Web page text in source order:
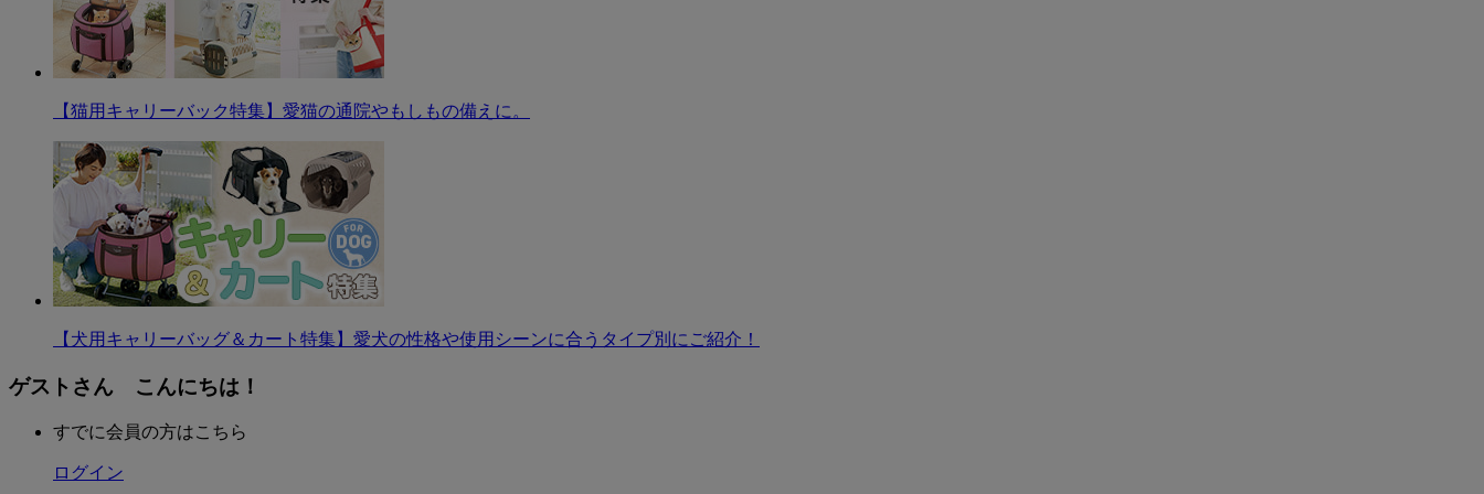
【猫用キャリーバック特集】愛猫の通院やもしもの備えに。
【犬用キャリーバッグ＆カート特集】愛犬の性格や使用シーンに合うタイプ別にご紹介！
ゲストさん こんにちは！
すでに会員の方はこちら
ログイン